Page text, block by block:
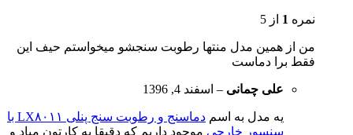
نمره 1 از 5
من از همین مدل منتها رطوبت سنجشو میخواستم حیف این
فقط برا دماست
علی چمانی – اسفند 4, 1396
یه مدل به اسم
دماسنج و رطوبت سنج پنلی LX۸۰۱۱ با
سنسور خارجی موجود داریم که دقیقا به کارتون میاد و